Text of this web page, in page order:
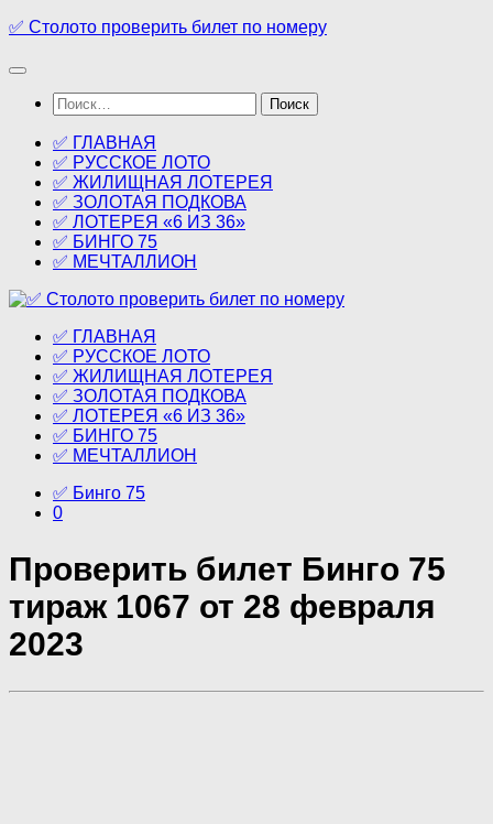
Перейти
содержимому
✅ Столото проверить билет по номеру
Найти:
✅ ГЛАВНАЯ
✅ РУССКОЕ ЛОТО
✅ ЖИЛИЩНАЯ ЛОТЕРЕЯ
✅ ЗОЛОТАЯ ПОДКОВА
✅ ЛОТЕРЕЯ «6 ИЗ 36»
✅ БИНГО 75
✅ МЕЧТАЛЛИОН
✅ ГЛАВНАЯ
✅ РУССКОЕ ЛОТО
✅ ЖИЛИЩНАЯ ЛОТЕРЕЯ
✅ ЗОЛОТАЯ ПОДКОВА
✅ ЛОТЕРЕЯ «6 ИЗ 36»
✅ БИНГО 75
✅ МЕЧТАЛЛИОН
✅ Бинго 75
0
Проверить билет Бинго 75
тираж 1067 от 28 февраля
2023